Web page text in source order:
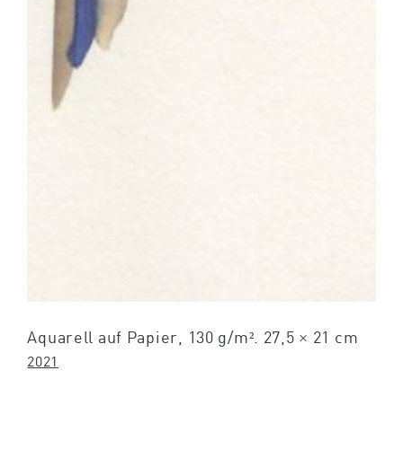
Aquarell auf Papier, 130 g/m². 27,5 × 21 cm
2021